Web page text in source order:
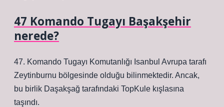
47 Komando Tugayı Başakşehir
nerede?
47. Komando Tugayı Komutanlığı Isanbul Avrupa tarafı
Zeytinburnu bölgesinde olduğu bilinmektedir. Ancak,
bu birlik Daşakşağ tarafındaki TopKule kışlasına
taşındı.